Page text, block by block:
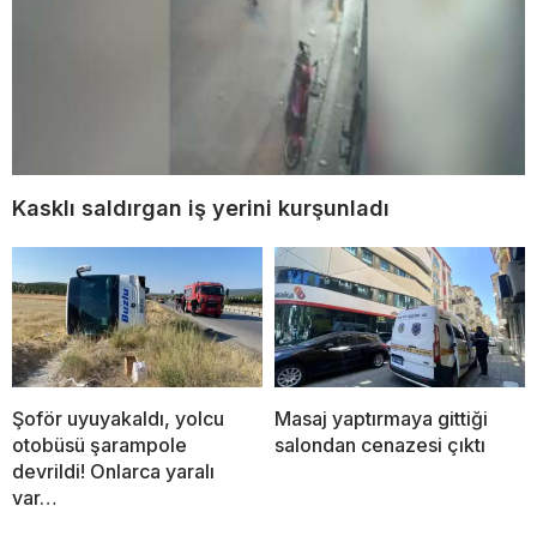
Kasklı saldırgan iş yerini kurşunladı
Şoför uyuyakaldı, yolcu
otobüsü şarampole
devrildi! Onlarca yaralı
var…
Masaj yaptırmaya gittiği
salondan cenazesi çıktı